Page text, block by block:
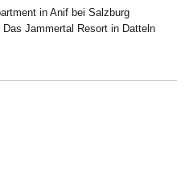
in Anif bei Salzburg
Jammertal Resort in Datteln